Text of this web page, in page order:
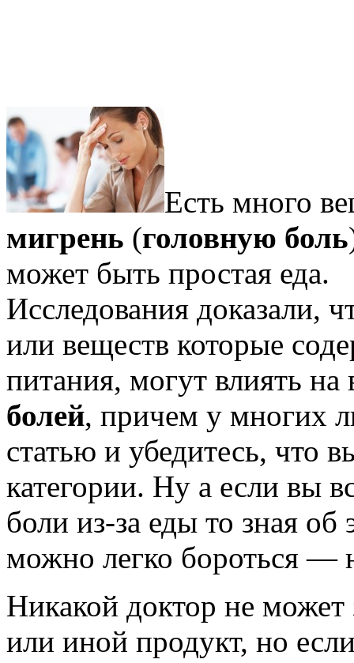
Есть много
мигрень (головную боль
может быть простая еда.
Исследования доказали,
или веществ которые
питания, могут влиять
болей, причем у многих
статью и убедитесь, что
категории. Ну а если вы
боли из-за еды то зная об
можно легко бороться —
Никакой доктор не может
или иной продукт, но